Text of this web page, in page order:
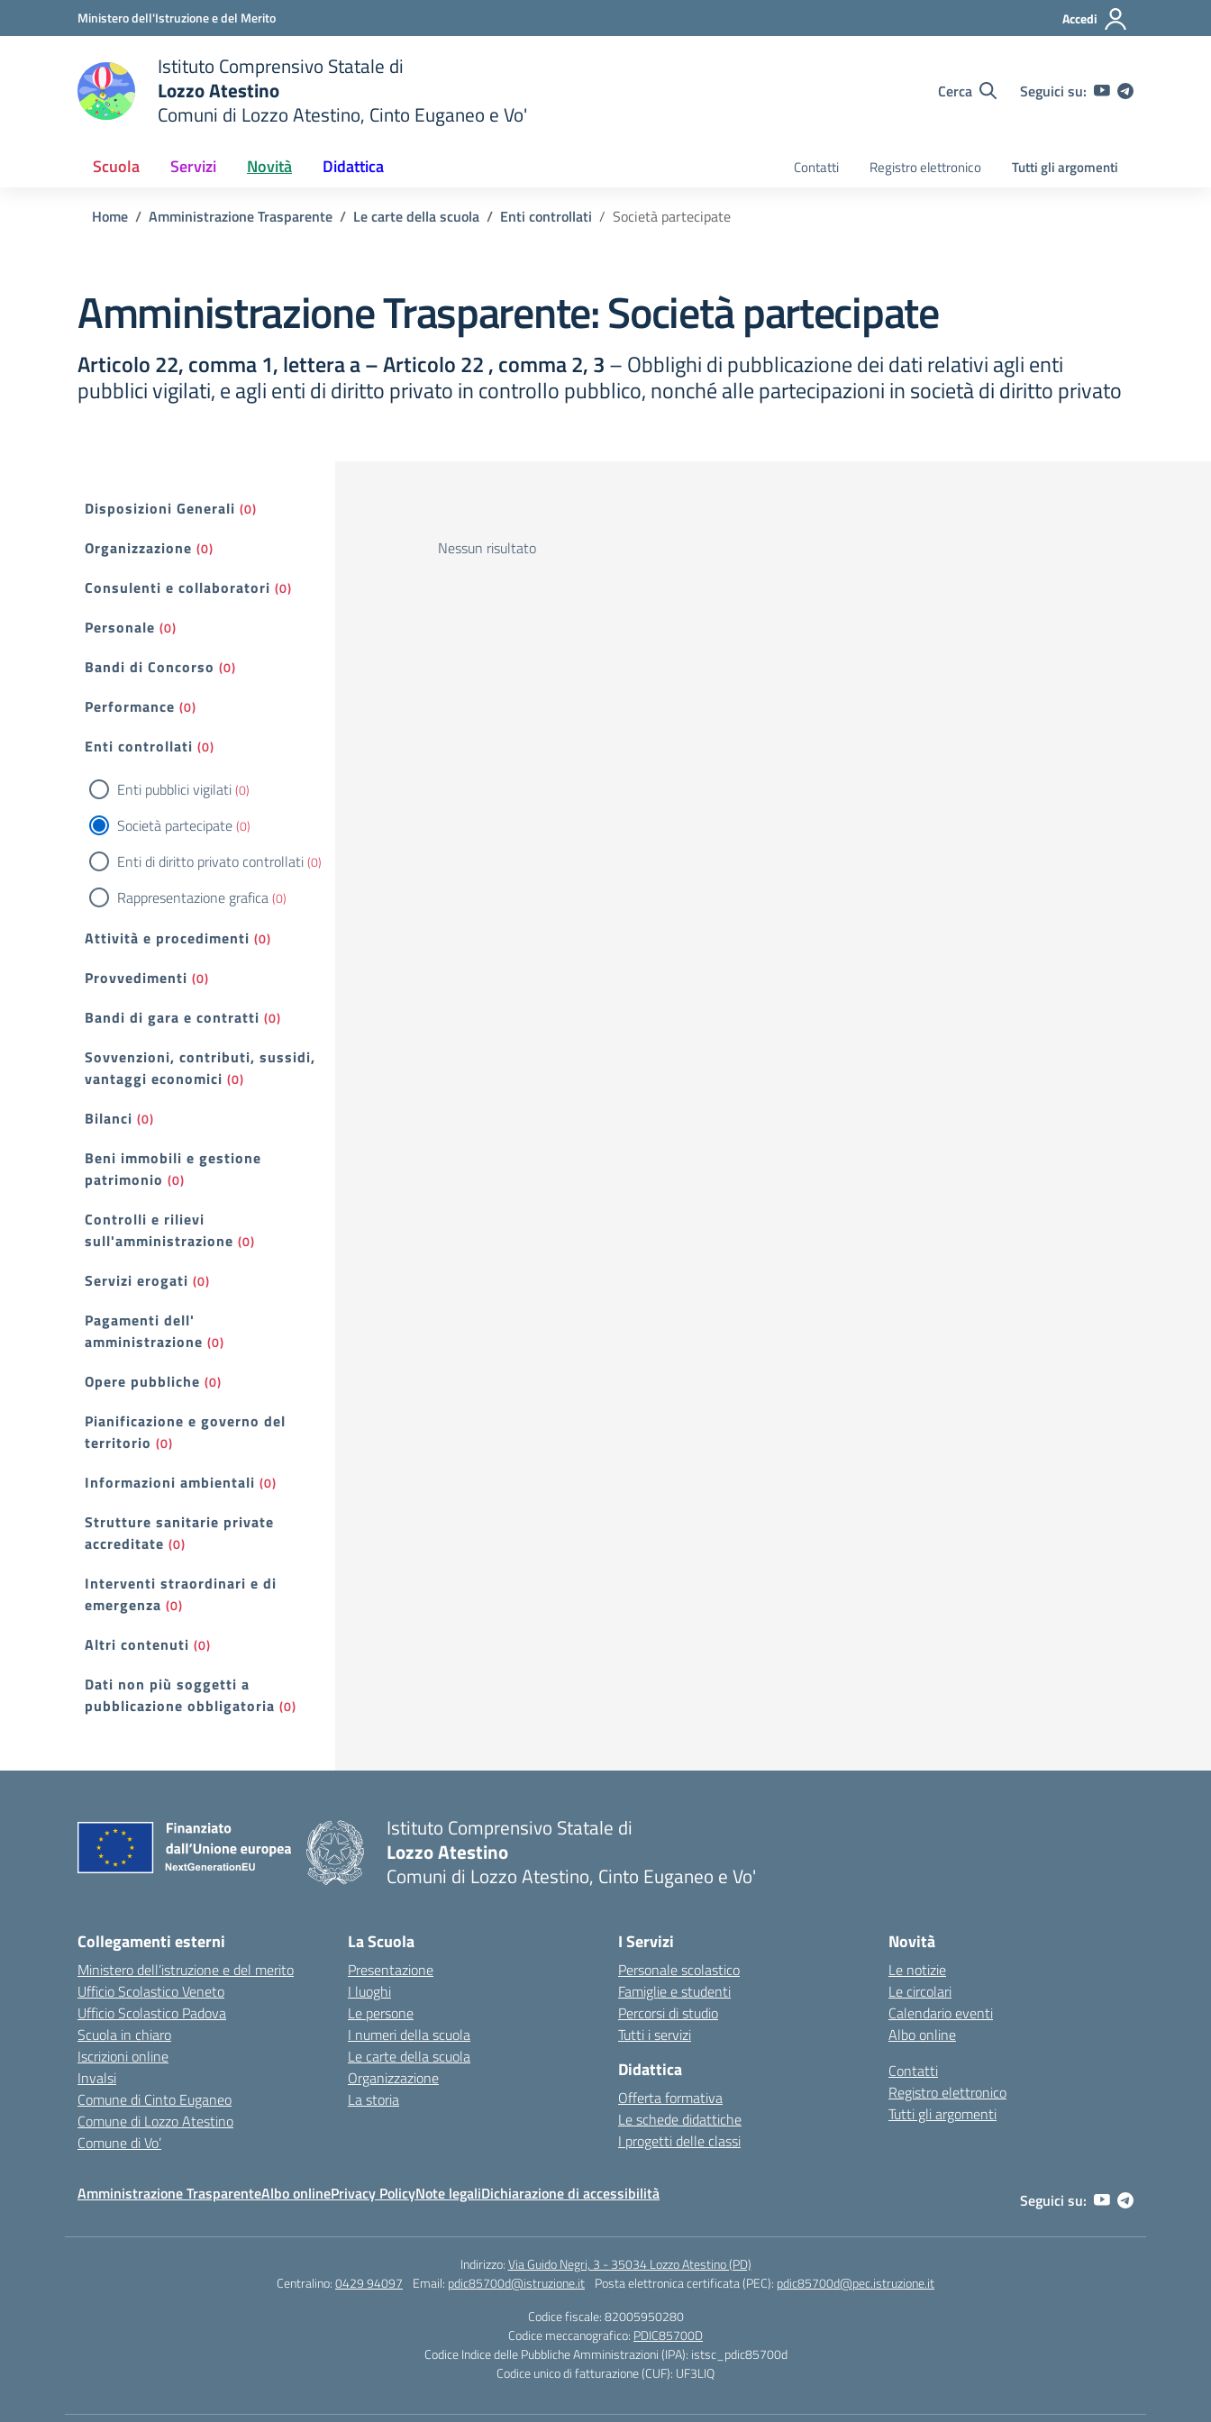
Vai ai contenuti
Vai al menu di navigazioneMinistero dell'Istruzione e del Merito Accedi
Istituto Comprensivo Statale di
Lozzo Atestino
Comuni di Lozzo Atestino, Cinto Euganeo e Vo'
Cerca Seguici su:
Scuola Servizi Novità Didattica Contatti Registro elettronico Tutti gli argomenti
Home Amministrazione Trasparente Le carte della scuola Enti controllati Società partecipate
Amministrazione Trasparente:Società partecipate
Articolo 22, comma 1, lettera a – Articolo 22 , comma 2, 3– Obblighi di pubblicazione dei dati relativi agli enti
pubblici vigilati, e agli enti di diritto privato in controllo pubblico, nonché alle partecipazioni in società di diritto privato
Filtri
Disposizioni Generali (0)
Organizzazione (0)
Consulenti e collaboratori (0)
Personale (0)
Bandi di Concorso (0)
Performance (0)
Enti controllati (0)
Enti pubblici vigilati(0)
Società partecipate(0)
Enti di diritto privato controllati(0)
Rappresentazione grafica(0)
Attività e procedimenti (0)
Provvedimenti (0)
Bandi di gara e contratti (0)
Sovvenzioni, contributi, sussidi,
vantaggi economici (0)
Bilanci (0)
Beni immobili e gestione
patrimonio (0)
Controlli e rilievi
sull'amministrazione (0)
Servizi erogati (0)
Pagamenti dell'
amministrazione (0)
Opere pubbliche (0)
Pianificazione e governo del
territorio (0)
Informazioni ambientali (0)
Strutture sanitarie private
accreditate (0)
Interventi straordinari e di
emergenza (0)
Altri contenuti (0)
Dati non più soggetti a
pubblicazione obbligatoria (0)
Nessun risultato
Istituto Comprensivo Statale di
Lozzo Atestino
Comuni di Lozzo Atestino, Cinto Euganeo e Vo'
Collegamenti esterni
Ministero dell’istruzione e del merito
Ufficio Scolastico Veneto
Ufficio Scolastico Padova
Scuola in chiaro
Iscrizioni online
Invalsi
Comune di Cinto Euganeo
Comune di Lozzo Atestino
Comune di Vo’
La Scuola
Presentazione
I luoghi
Le persone
I numeri della scuola
Le carte della scuola
Organizzazione
La storia
I Servizi
Personale scolastico
Famiglie e studenti
Percorsi di studio
Tutti i servizi
Didattica
Offerta formativa
Le schede didattiche
I progetti delle classi
Novità
Le notizie
Le circolari
Calendario eventi
Albo online
Contatti
Registro elettronico
Tutti gli argomenti
Amministrazione TrasparenteAlbo onlinePrivacy PolicyNote legaliDichiarazione di accessibilità Seguici su:
Indirizzo:Via Guido Negri, 3 - 35034 Lozzo Atestino (PD)
Centralino:0429 94097 Email: pdic85700d@istruzione.it Posta elettronica certificata (PEC): pdic85700d@pec.istruzione.it
Codice fiscale: 82005950280
Codice meccanografico: PDIC85700D
Codice Indice delle Pubbliche Amministrazioni (IPA): istsc_pdic85700d
Codice unico di fatturazione (CUF): UF3LIQ